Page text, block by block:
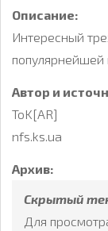
Описание:
Интересный
популярнейшей
Автор и
ToK[AR]
nfs.ks.ua
Архив:
Скрытый
Для